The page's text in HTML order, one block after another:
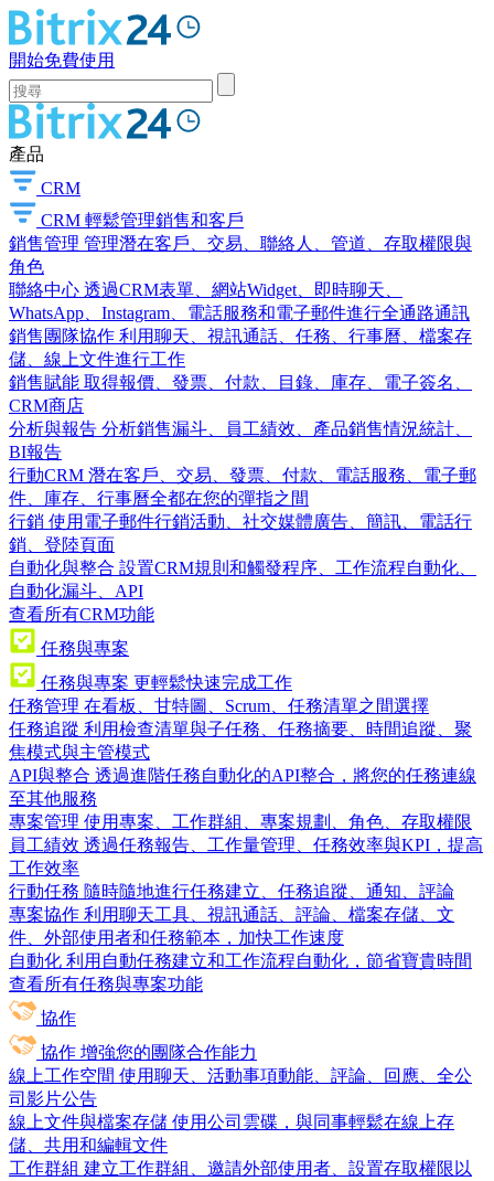
開始免費使用
產品
CRM
CRM 輕鬆管理銷售和客戶
銷售管理 管理潛在客戶、交易、聯絡人、管道、存取權限與
角色
聯絡中心 透過CRM表單、網站Widget、即時聊天、
WhatsApp、Instagram、電話服務和電子郵件進行全通路通訊
銷售團隊協作 利用聊天、視訊通話、任務、行事曆、檔案存
儲、線上文件進行工作
銷售賦能 取得報價、發票、付款、目錄、庫存、電子簽名、
CRM商店
分析與報告 分析銷售漏斗、員工績效、產品銷售情況統計、
BI報告
行動CRM 潛在客戶、交易、發票、付款、電話服務、電子郵
件、庫存、行事曆全都在您的彈指之間
行銷 使用電子郵件行銷活動、社交媒體廣告、簡訊、電話行
銷、登陸頁面
自動化與整合 設置CRM規則和觸發程序、工作流程自動化、
自動化漏斗、API
查看所有CRM功能
任務與專案
任務與專案 更輕鬆快速完成工作
任務管理 在看板、甘特圖、Scrum、任務清單之間選擇
任務追蹤 利用檢查清單與子任務、任務摘要、時間追蹤、聚
焦模式與主管模式
API與整合 透過進階任務自動化的API整合，將您的任務連線
至其他服務
專案管理 使用專案、工作群組、專案規劃、角色、存取權限
員工績效 透過任務報告、工作量管理、任務效率與KPI，提高
工作效率
行動任務 隨時隨地進行任務建立、任務追蹤、通知、評論
專案協作 利用聊天工具、視訊通話、評論、檔案存儲、文
件、外部使用者和任務範本，加快工作速度
自動化 利用自動任務建立和工作流程自動化，節省寶貴時間
查看所有任務與專案功能
協作
協作 增強您的團隊合作能力
線上工作空間 使用聊天、活動事項動能、評論、回應、全公
司影片公告
線上文件與檔案存儲 使用公司雲碟，與同事輕鬆在線上存
儲、共用和編輯文件
工作群組 建立工作群組、邀請外部使用者、設置存取權限以